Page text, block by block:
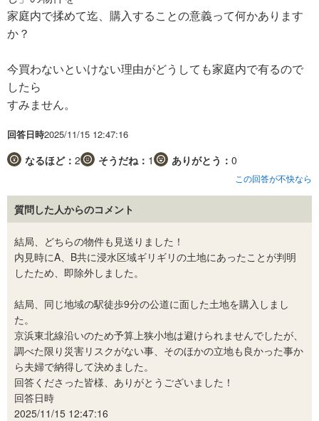
家庭内で揉めて迄、購入することの意義って何かあります
か？
今買わないといけない理由がどうしても家庭内で有るので
したら
すみません。
回答日時2025/11/15 12:47:16
なるほど： 2 そうだね： 1 ありがとう： 0
この回答が不快なら
質問した人からのコメント
結局、どちらの物件も見送りました！
内見時にA、B共に浸水区域ギリギリの土地にあったことが判明
したため、即除外しました。
結局、同じ地域の駅徒歩9分の公道に面した土地を購入しまし
た。
京浜東北線沿いのため予算上狭小地は避けられませんでしたが、
調べた限り災害リスクがない事、そのほかの立地も良かった事か
ら夫婦で納得して決めました。
回答くださった皆様、ありがとうございました！
回答日時
2025/11/15 12:47:16